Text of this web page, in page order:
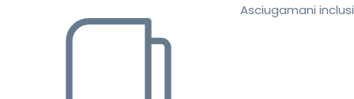
Asciugamani inclusi